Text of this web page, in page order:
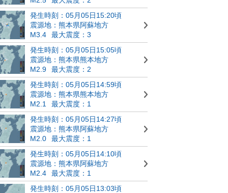
発生時刻：05月05日15:20頃
震源地：熊本県阿蘇地方
M3.4
最大震度：3
発生時刻：05月05日15:05頃
震源地：熊本県熊本地方
M2.9
最大震度：2
発生時刻：05月05日14:59頃
震源地：熊本県熊本地方
M2.1
最大震度：1
発生時刻：05月05日14:27頃
震源地：熊本県阿蘇地方
M2.0
最大震度：1
発生時刻：05月05日14:10頃
震源地：熊本県阿蘇地方
M2.4
最大震度：1
発生時刻：05月05日13:03頃